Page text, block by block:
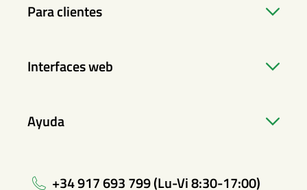
Para clientes
Interfaces web
Ayuda
+34 917 693 799 (Lu-Vi 8:30-17:00)